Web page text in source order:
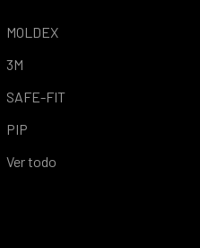
MOLDEX
3M
SAFE-FIT
PIP
Ver todo